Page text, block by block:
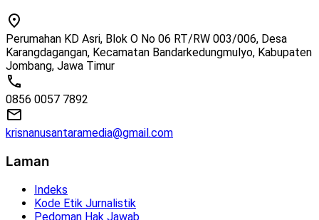
Perumahan KD Asri, Blok O No 06 RT/RW 003/006, Desa
Karangdagangan, Kecamatan Bandarkedungmulyo, Kabupaten
Jombang, Jawa Timur
0856 0057 7892
krisnanusantaramedia@gmail.com
Laman
Indeks
Kode Etik Jurnalistik
Pedoman Hak Jawab